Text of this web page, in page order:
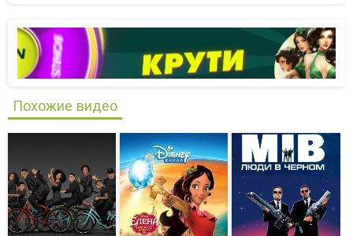
Похожие видео